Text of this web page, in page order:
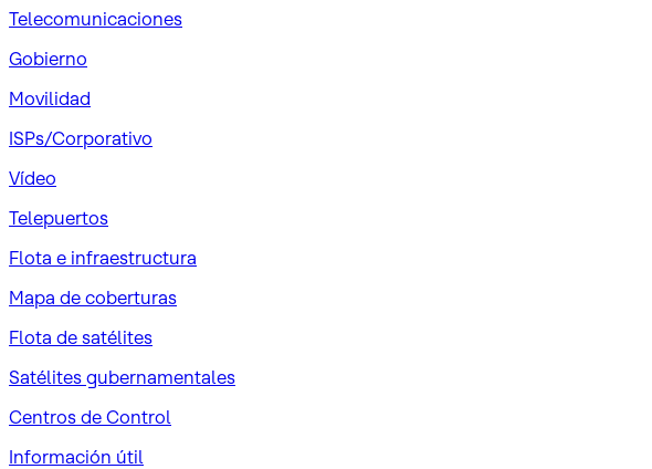
Telecomunicaciones
Gobierno
Movilidad
ISPs/Corporativo
Vídeo
Telepuertos
Flota e infraestructura
Mapa de coberturas
Flota de satélites
Satélites gubernamentales
Centros de Control
Información útil